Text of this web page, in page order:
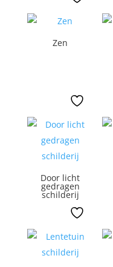
Zen
Door licht
gedragen
schilderij